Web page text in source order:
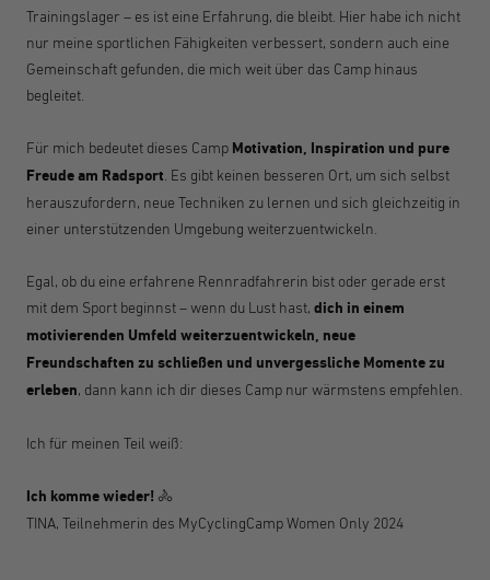
Trainingslager – es ist eine Erfahrung, die bleibt. Hier habe ich nicht
nur meine sportlichen Fähigkeiten verbessert, sondern auch eine
Gemeinschaft gefunden, die mich weit über das Camp hinaus
begleitet.
Für mich bedeutet dieses Camp Motivation, Inspiration und pure
Freude am Radsport . Es gibt keinen besseren Ort, um sich selbst
herauszufordern, neue Techniken zu lernen und sich gleichzeitig in
einer unterstützenden Umgebung weiterzuentwickeln.
Egal, ob du eine erfahrene Rennradfahrerin bist oder gerade erst
mit dem Sport beginnst – wenn du Lust hast, dich in einem
motivierenden Umfeld weiterzuentwickeln, neue
Freundschaften zu schließen und unvergessliche Momente zu
erleben, dann kann ich dir dieses Camp nur wärmstens empfehlen.
Ich für meinen Teil weiß:
Ich komme wieder! 🚴
TINA, Teilnehmerin des MyCyclingCamp Women Only 2024